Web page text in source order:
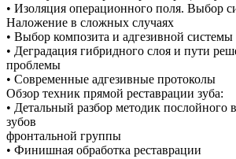
• Изоляция операционного поля. Выбор
Наложение в сложных случаях
• Выбор композита и адгезивной системы
• Деградация гибридного слоя и пути
проблемы
• Современные адгезивные протоколы
Обзор техник прямой реставрации зуба:
• Детальный разбор методик послойного
зубов
фронтальной группы
• Финишная обработка реставрации